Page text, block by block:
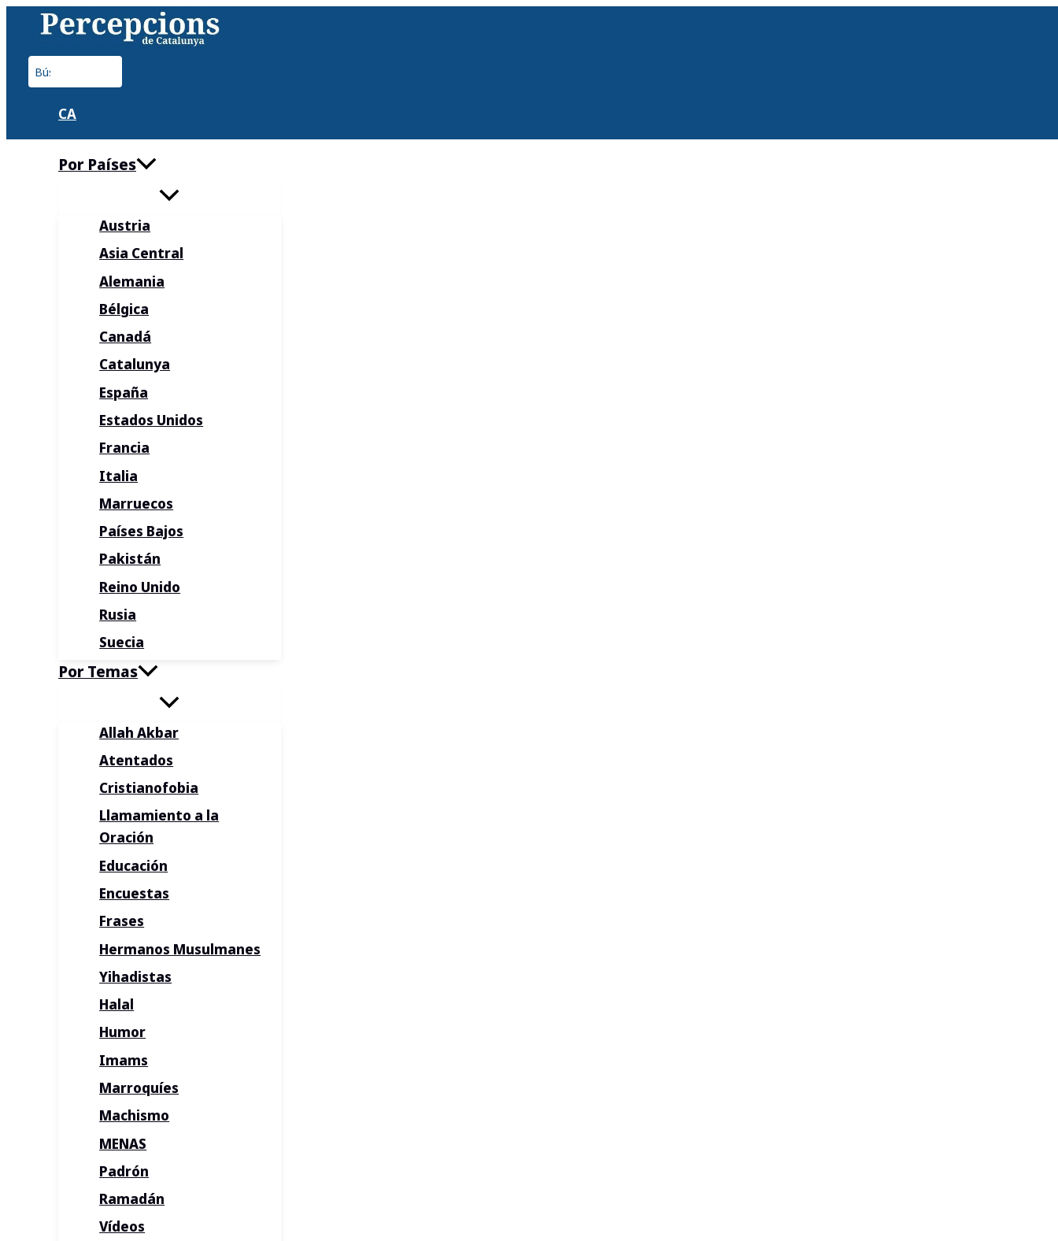
contenido
Buscar
por:
CA
Por Países
Austria
Asia Central
Alemania
Bélgica
Canadá
Catalunya
España
Estados Unidos
Francia
Italia
Marruecos
Países Bajos
Pakistán
Reino Unido
Rusia
Suecia
Por Temas
Allah Akbar
Atentados
Cristianofobia
Llamamiento a la
Oración
Educación
Encuestas
Frases
Hermanos Musulmanes
Yihadistas
Halal
Humor
Imams
Marroquíes
Machismo
MENAS
Padrón
Ramadán
Vídeos